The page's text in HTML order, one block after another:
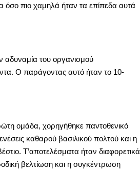
όσο πιο χαμηλά ήταν τα επίπεδα αυτά
αδυναμία του οργανισμού
Ο παράγοντας αυτό ήταν το 10-
ομάδα, χορηγήθηκε παντοθενικό
καθαρού βασιλικού πολτού και η
Τ’αποτελέσματα ήταν διαφορετικά
βελτίωση και η συγκέντρωση